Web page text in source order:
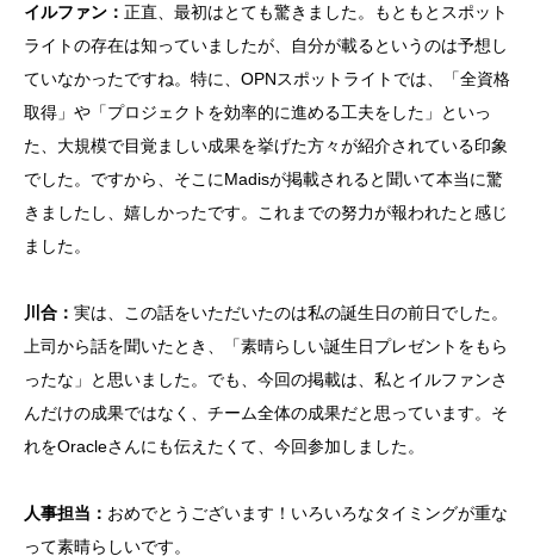
イルファン： 正直、最初はとても驚きました。もともとスポット
ライトの存在は知っていましたが、自分が載るというのは予想し
ていなかったですね。特に、OPNスポットライトでは、「全資格
取得」や「プロジェクトを効率的に進める工夫をした」といっ
た、大規模で目覚ましい成果を挙げた方々が紹介されている印象
でした。ですから、そこにMadisが掲載されると聞いて本当に驚
きましたし、嬉しかったです。これまでの努力が報われたと感じ
ました。
川合： 実は、この話をいただいたのは私の誕生日の前日でした。
上司から話を聞いたとき、「素晴らしい誕生日プレゼントをもら
ったな」と思いました。でも、今回の掲載は、私とイルファンさ
んだけの成果ではなく、チーム全体の成果だと思っています。そ
れをOracleさんにも伝えたくて、今回参加しました。
人事担当： おめでとうございます！いろいろなタイミングが重な
って素晴らしいです。